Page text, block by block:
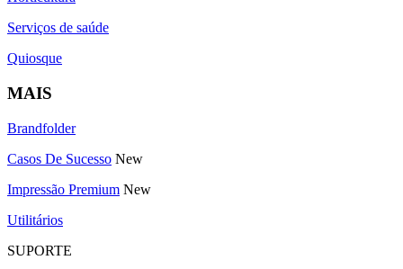
Serviços de saúde
Quiosque
MAIS
Brandfolder
Casos De Sucesso New
Impressão Premium New
Utilitários
SUPORTE